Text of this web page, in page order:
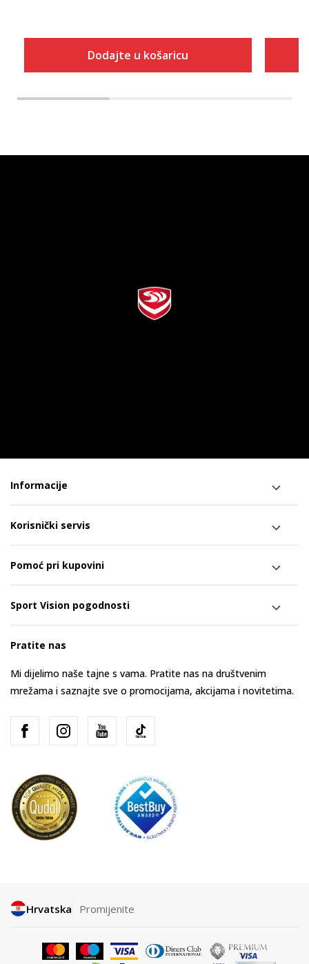
Dodajte u košaricu
Informacije
Korisnički servis
Pomoć pri kupovini
Sport Vision pogodnosti
Pratite nas
Mi dijelimo naše tajne s vama. Pratite nas na društvenim
mrežama i saznajte sve o promocijama, akcijama i novitetima.
Hrvatska Promijenite